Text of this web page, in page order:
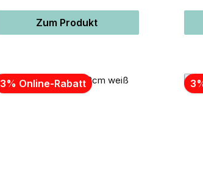
Zum Produkt
3% Online-Rabatt